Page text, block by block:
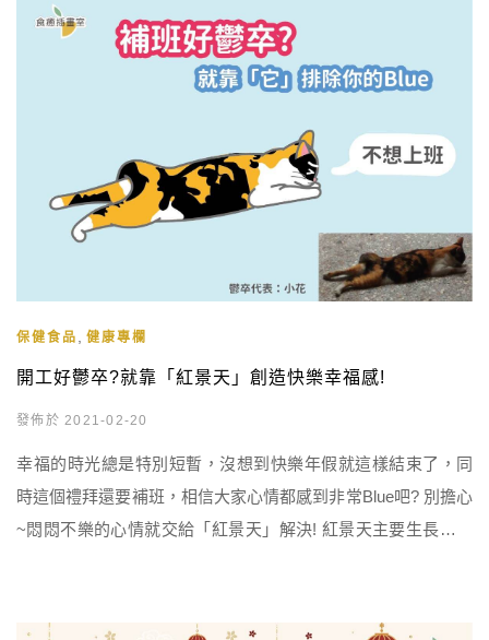
魚大肉後有「霸豆度度」的不適感，這時補充鳳梨酵素就能幫
助消化。 鳳梨 […]
保健食品 健康專欄
開工好鬱卒?就靠「紅景天」創造快樂幸福感!
發佈於 2021-02-20
幸福的時光總是特別短暫，沒想到快樂年假就這樣結束了，同
時這個禮拜還要補班，相信大家心情都感到非常Blue吧? 別擔心
~悶悶不樂的心情就交給「紅景天」解決! 紅景天主要生長於海
時也含有鐵、鋅、錳…等微量元素。 紅景天屬於一種「適應